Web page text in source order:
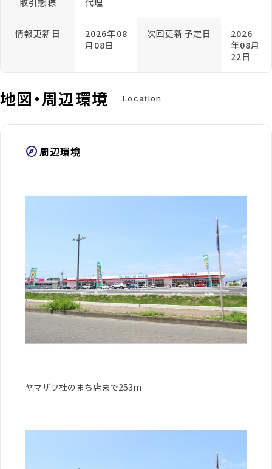
取引態様 代理
情報更新日
2026年08
月08日
次回更新予定日
2026
年08月
22日
地図・周辺環境 Location
explore周辺環境
ヤマザワ杜のまち店まで253m